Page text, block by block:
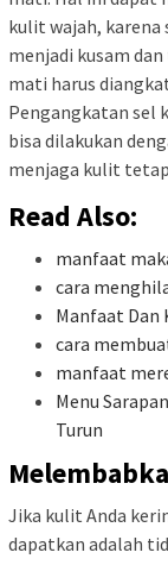
kulit wajah,
menjadi kusam
mati harus
Pengangkatan sel
bisa dilakukan
menjaga kulit
Read Also:
manfaat
cara
Manfaat Dan
cara
manfaat
Menu
Turun
Jika kulit Anda
dapatkan adalah